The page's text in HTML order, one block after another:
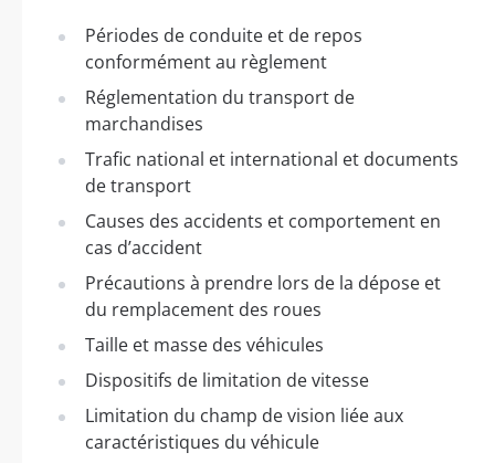
Périodes de conduite et de repos
conformément au règlement
Réglementation du transport de
marchandises
Trafic national et international et documents
de transport
Causes des accidents et comportement en
cas d’accident
Précautions à prendre lors de la dépose et
du remplacement des roues
Taille et masse des véhicules
Dispositifs de limitation de vitesse
Limitation du champ de vision liée aux
caractéristiques du véhicule